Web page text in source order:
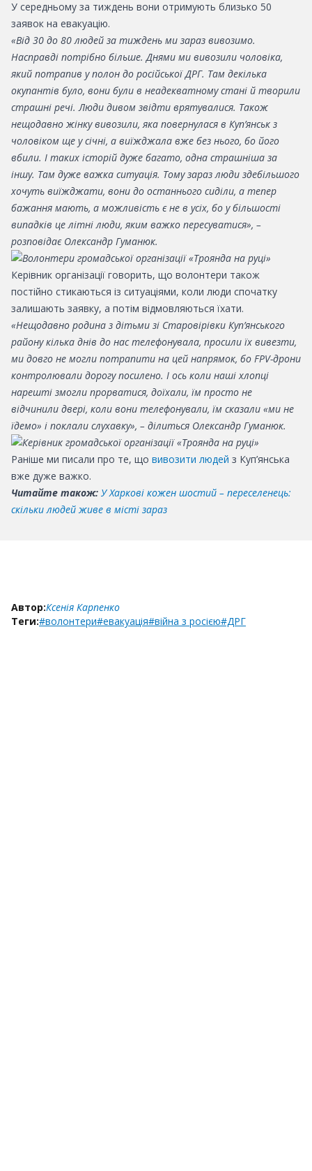
У середньому за тиждень вони отримують близько 50
заявок на евакуацію.
«Від 30 до 80 людей за тиждень ми зараз вивозимо.
Насправді потрібно більше. Днями ми вивозили чоловіка,
який потрапив у полон до російської ДРГ. Там декілька
окупантів було, вони були в неадекватному стані й творили
страшні речі. Люди дивом звідти врятувалися. Також
нещодавно жінку вивозили, яка повернулася в Куп’янськ з
чоловіком ще у січні, а виїжджала вже без нього, бо його
вбили. І таких історій дуже багато, одна страшніша за
іншу. Там дуже важка ситуація. Тому зараз люди здебільшого
хочуть виїжджати, вони до останнього сиділи, а тепер
бажання мають, а можливість є не в усіх, бо у більшості
випадків це літні люди, яким важко пересуватися», –
розповідає Олександр Гуманюк.
Керівник організації говорить, що волонтери також
постійно стикаються із ситуаціями, коли люди спочатку
залишають заявку, а потім відмовляються їхати.
«Нещодавно родина з дітьми зі Старовірівки Куп’янського
району кілька днів до нас телефонувала, просили їх вивезти,
ми довго не могли потрапити на цей напрямок, бо FPV-дрони
контролювали дорогу посилено. І ось коли наші хлопці
нарешті змогли прорватися, доїхали, їм просто не
відчинили двері, коли вони телефонували, їм сказали «ми не
їдемо» і поклали слухавку», – ділиться Олександр Гуманюк.
Раніше ми писали про те, що вивозити людей з Куп’янська
вже дуже важко.
Читайте також: У Харкові кожен шостий – переселенець:
скільки людей живе в місті зараз
Автор:Ксенія Карпенко
Теги:#волонтери#евакуація#війна з росією#ДРГ